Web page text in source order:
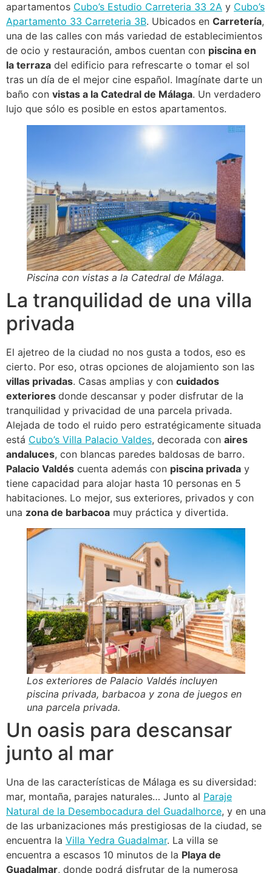
apartamentos Cubo’s Estudio Carreteria 33 2A y Cubo’s
Apartamento 33 Carreteria 3B. Ubicados en Carretería,
una de las calles con más variedad de establecimientos
de ocio y restauración, ambos cuentan con piscina en
la terraza del edificio para refrescarte o tomar el sol
tras un día de el mejor cine español. Imagínate darte un
baño con vistas a la Catedral de Málaga. Un verdadero
lujo que sólo es posible en estos apartamentos.
Piscina con vistas a la Catedral de Málaga.
La tranquilidad de una villa
privada
El ajetreo de la ciudad no nos gusta a todos, eso es
cierto. Por eso, otras opciones de alojamiento son las
villas privadas. Casas amplias y con cuidados
exteriores donde descansar y poder disfrutar de la
tranquilidad y privacidad de una parcela privada.
Alejada de todo el ruido pero estratégicamente situada
está Cubo’s Villa Palacio Valdes, decorada con aires
andaluces, con blancas paredes baldosas de barro.
Palacio Valdés cuenta además con piscina privada y
tiene capacidad para alojar hasta 10 personas en 5
habitaciones. Lo mejor, sus exteriores, privados y con
una zona de barbacoa muy práctica y divertida.
Los exteriores de Palacio Valdés incluyen
piscina privada, barbacoa y zona de juegos en
una parcela privada.
Un oasis para descansar
junto al mar
Una de las características de Málaga es su diversidad:
mar, montaña, parajes naturales… Junto al Paraje
Natural de la Desembocadura del Guadalhorce, y en una
de las urbanizaciones más prestigiosas de la ciudad, se
encuentra la Villa Yedra Guadalmar. La villa se
encuentra a escasos 10 minutos de la Playa de
Guadalmar, donde podrá disfrutar de la numerosa